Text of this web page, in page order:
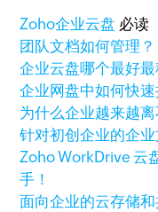
Zoho企业云盘 必读
团队文档如何管理？
企业云盘哪个最好最
企业网盘中如何快
为什么企业越来越
针对初创企业的企
Zoho WorkDrive 云
手！
面向企业的云存储